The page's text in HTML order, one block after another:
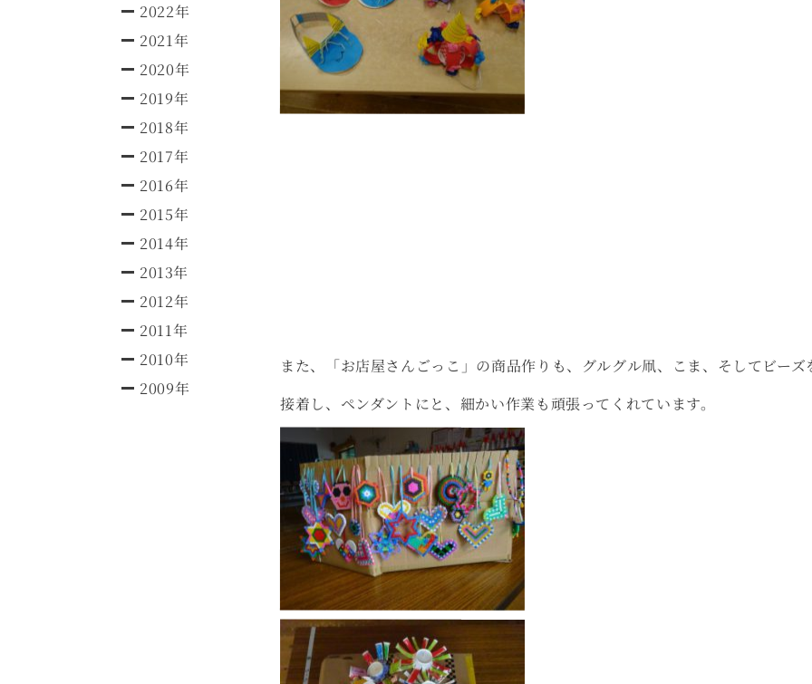
2022年
2021年
2020年
2019年
2018年
2017年
2016年
2015年
2014年
2013年
2012年
2011年
2010年
2009年
また、「お店屋さんごっこ」の商品作りも、グルグル凧、こま、そしてビーズ
接着し、ペンダントにと、細かい作業も頑張ってくれています。